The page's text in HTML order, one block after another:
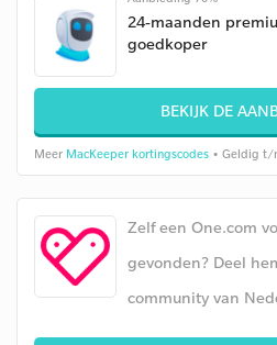
24-maanden
goedkoper
BEKIJK DE
Meer MacKeeper kortingscodes • Geldig t/
Zelf een One.com
gevonden? Deel
community van